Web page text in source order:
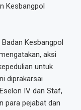
Kesbangpol
Kesbangpol
aksi
untuk
diprakarsai
IV dan Staf,
para pejabat dan